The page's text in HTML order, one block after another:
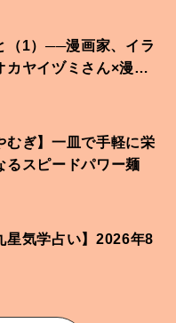
（1）──漫画家、イラ
カヤイヅミさん×漫画
むぎ】一皿で手軽に栄
るスピードパワー麺
星気学占い】2026年8